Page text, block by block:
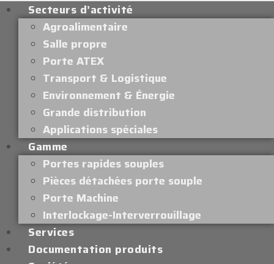
Secteurs d’activité
Agroalimentaire
Salle propre
Porte ATEX
Transport & Logistique
Environnement & Énergie
Grande distribution
Applications spéciales
Gamme
Portes rapides souples
Pièces détachées porte souple
Porte Machine
Interlockage-Interverrouillage
Services
Documentation produits